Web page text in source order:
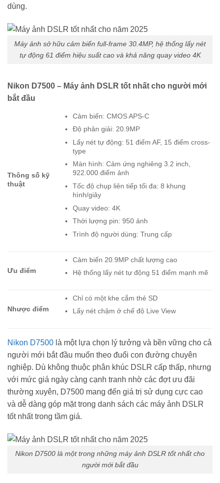
dùng.
Máy ảnh sở hữu cảm biến full-frame 30.4MP, hệ thống lấy nét
tự động 61 điểm hiệu suất cao và khả năng quay video 4K
Nikon D7500 – Máy ảnh DSLR tốt nhất cho người mới
bắt đầu
Thông số kỹ
thuật
Cảm biến: CMOS APS-C
Độ phân giải: 20.9MP
Lấy nét tự động: 51 điểm AF, 15 điểm cross-
type
Màn hình: Cảm ứng nghiêng 3.2 inch,
922.000 điểm ảnh
Tốc độ chụp liên tiếp tối đa: 8 khung
hình/giây
Quay video: 4K
Thời lượng pin: 950 ảnh
Trình độ người dùng: Trung cấp
Ưu điểm
Cảm biến 20.9MP chất lượng cao
Hệ thống lấy nét tự động 51 điểm mạnh mẽ
Nhược điểm
Chỉ có một khe cắm thẻ SD
Lấy nét chậm ở chế độ Live View
Nikon D7500 là một lựa chọn lý tưởng và bền vững cho cả
người mới bắt đầu muốn theo đuổi con đường chuyên
nghiệp. Dù không thuộc phân khúc DSLR cấp thấp, nhưng
với mức giá ngày càng cạnh tranh nhờ các đợt ưu đãi
thường xuyên, D7500 mang đến giá trị sử dụng cực cao
và dễ dàng góp mặt trong danh sách các máy ảnh DSLR
tốt nhất trong tầm giá.
Nikon D7500 là một trong những máy ảnh DSLR tốt nhất cho
người mới bắt đầu